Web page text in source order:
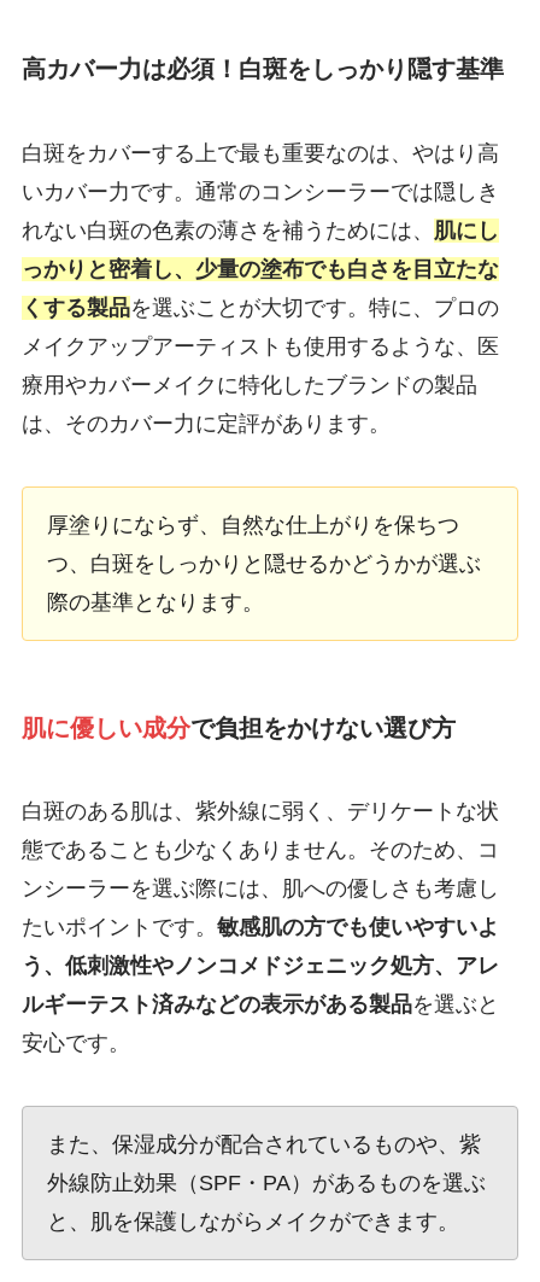
高カバー力は必須！白斑をしっかり隠す基準
白斑をカバーする上で最も重要なのは、やはり高
いカバー力です。通常のコンシーラーでは隠しき
れない白斑の色素の薄さを補うためには、
肌にし
っかりと密着し、少量の塗布でも白さを目立たな
くする製品を選ぶことが大切です。特に、プロの
メイクアップアーティストも使用するような、医
療用やカバーメイクに特化したブランドの製品
は、そのカバー力に定評があります。
厚塗りにならず、自然な仕上がりを保ちつ
つ、白斑をしっかりと隠せるかどうかが選ぶ
際の基準となります。
肌に優しい成分で負担をかけない選び方
白斑のある肌は、紫外線に弱く、デリケートな状
態であることも少なくありません。そのため、コ
ンシーラーを選ぶ際には、肌への優しさも考慮し
たいポイントです。 敏感肌の方でも使いやすいよ
う、低刺激性やノンコメドジェニック処方、アレ
ルギーテスト済みなどの表示がある製品を選ぶと
安心です。
また、保湿成分が配合されているものや、紫
外線防止効果（SPF・PA）があるものを選ぶ
と、肌を保護しながらメイクができます。